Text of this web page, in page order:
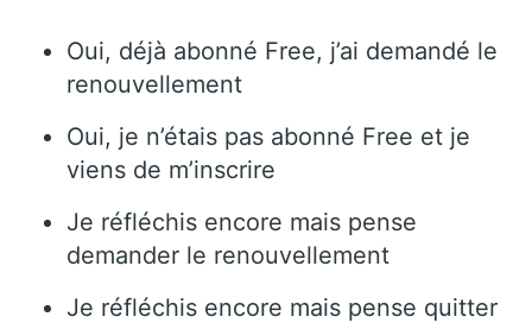
Oui, déjà abonné Free, j’ai demandé le
renouvellement
Oui, je n’étais pas abonné Free et je
viens de m’inscrire
Je réfléchis encore mais pense
demander le renouvellement
Je réfléchis encore mais pense quitter